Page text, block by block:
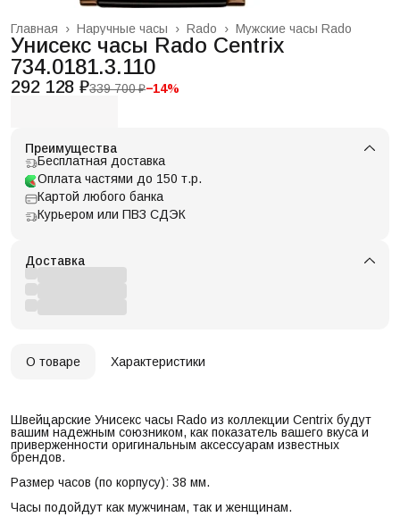
Мужские часы Rado
Rado ›
Наручные часы ›
Главная ›
Унисекс часы Rado Centrix
734.0181.3.110
292 128 ₽339 700 ₽−14%
Преимущества
Бесплатная доставка
Оплата частями до 150 т.р.
Картой любого банка
Курьером или ПВЗ СДЭК
Доставка
О товаре Характеристики
Швейцарские Унисекс часы Rado из коллекции Centrix будут
вашим надежным союзником, как показатель вашего вкуса и
приверженности оригинальным аксессуарам известных
брендов.
Размер часов (по корпусу): 38 мм.
Часы подойдут как мужчинам, так и женщинам.